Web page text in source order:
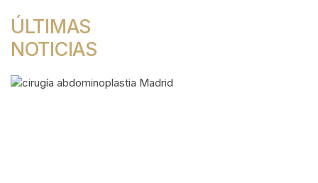
ÚLTIMAS
NOTICIAS